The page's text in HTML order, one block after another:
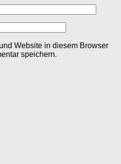
Website in diesem Browser
speichern.